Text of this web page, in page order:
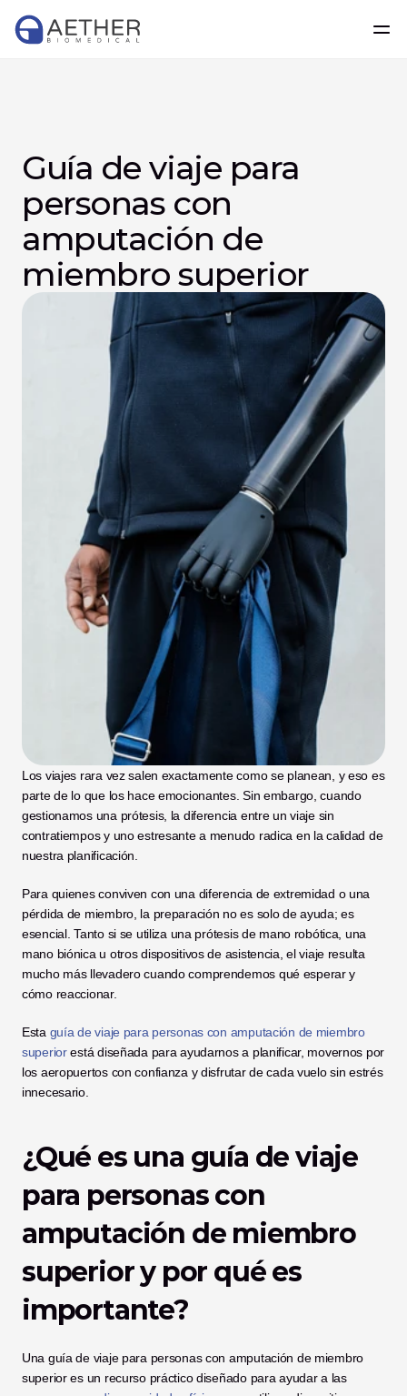
Guía de viaje para
personas con
amputación de
miembro superior
Los viajes rara vez salen exactamente como se planean, y eso es
parte de lo que los hace emocionantes. Sin embargo, cuando
gestionamos una prótesis, la diferencia entre un viaje sin
contratiempos y uno estresante a menudo radica en la calidad de
nuestra planificación.
Para quienes conviven con una diferencia de extremidad o una
pérdida de miembro, la preparación no es solo de ayuda; es
esencial. Tanto si se utiliza una prótesis de mano robótica, una
mano biónica u otros dispositivos de asistencia, el viaje resulta
mucho más llevadero cuando comprendemos qué esperar y
cómo reaccionar.
Esta guía de viaje para personas con amputación de miembro
superior está diseñada para ayudarnos a planificar, movernos por
los aeropuertos con confianza y disfrutar de cada vuelo sin estrés
innecesario.
¿Qué es una guía de viaje
para personas con
amputación de miembro
superior y por qué es
importante?
Una guía de viaje para personas con amputación de miembro
superior es un recurso práctico diseñado para ayudar a las